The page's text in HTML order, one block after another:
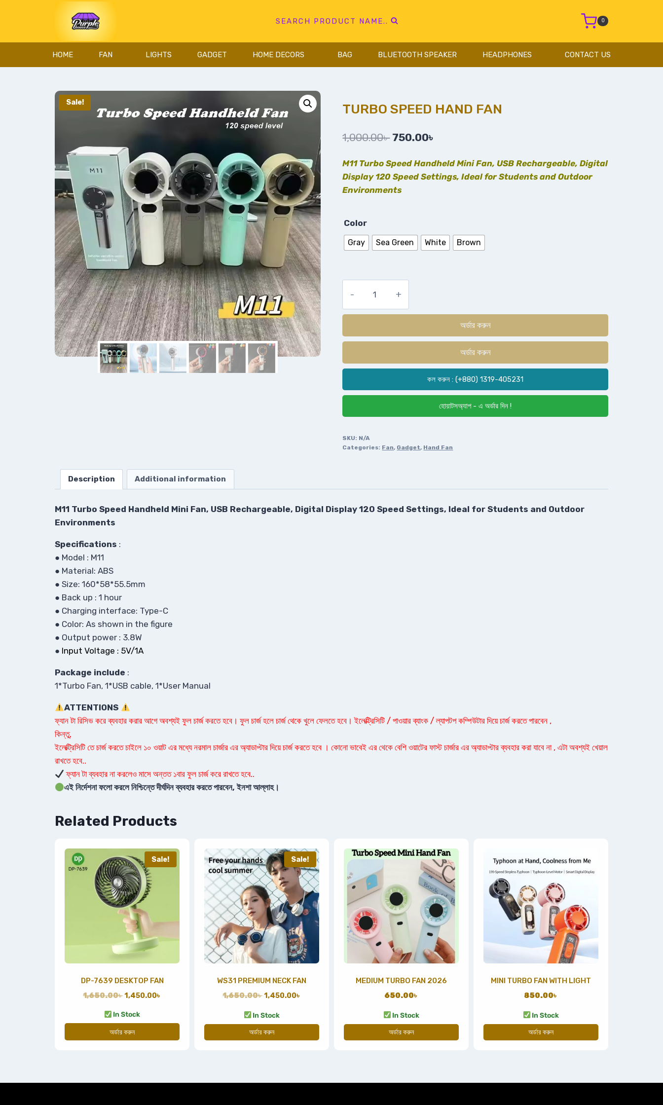
SEARCH PRODUCT NAME.. 0
HOME FAN LIGHTS GADGET HOME DECORS BAG BLUETOOTH SPEAKER HEADPHONES CONTACT US
Sale! TURBO SPEED HAND FAN
1,000.00৳ 750.00৳
M11 Turbo Speed Handheld Mini Fan, USB Rechargeable, Digital
Display 120 Speed ​​Settings, Ideal for Students and Outdoor
Environments
Color
Gray Sea Green White Brown
অর্ডার করুন
অর্ডার করুন
কল করুন : (+880) 1319-405231
হোয়াটসঅ্যাপ - এ অর্ডার দিন !
SKU: N/A
Categories: Fan, Gadget, Hand Fan
Description Additional information
M11 Turbo Speed Handheld Mini Fan, USB Rechargeable, Digital Display 120 Speed ​​Settings, Ideal for Students and Outdoor
Environments
Specifications :
● Model : M11
● Material: ABS
● Size: 160*58*55.5mm
● Back up : 1 hour
● Charging interface: Type-C
● Color: As shown in the figure
● Output power : 3.8W
● Input Voltage : 5V/1A
Package include :
1*Turbo Fan, 1*USB cable, 1*User Manual
ATTENTIONS
ফ্যান টা রিসিভ করে ব্যবহার করার আগে অবশ্যই ফুল চার্জ করতে হবে। ফুল চার্জ হলে চার্জ থেকে খুলে ফেলতে হবে। ইলেক্ট্রিসিটি / পাওয়ার ব্যাংক / ল্যাপটপ কম্পিউটার দিয়ে চার্জ করতে পারবেন ,
কিন্তু,
ইলেক্ট্রিসিটি তে চার্জ করতে চাইলে ১০ ওয়াট এর মধ্যে নরমাল চার্জার এর অ্যাডাপ্টার দিয়ে চার্জ করতে হবে । কোনো ভাবেই এর থেকে বেশি ওয়াটের ফাস্ট চার্জার এর অ্যাডাপ্টার ব্যবহার করা যাবে না , এটা অবশ্যই খেয়াল
রাখতে হবে..
ফ্যান টা ব্যবহার না করলেও মাসে অন্তত ১বার ফুল চার্জ করে রাখতে হবে..
এই নির্দেশনা ফলো করলে নিশ্চিন্তে দীর্ঘদিন ব্যবহার করতে পারবেন, ইনশা আল্লাহ।
Related Products
Sale!
DP-7639 DESKTOP FAN
1,650.00৳1,450.00৳
In Stock
অর্ডার করুন
Sale!
WS31 PREMIUM NECK FAN
1,650.00৳1,450.00৳
In Stock
অর্ডার করুন
MEDIUM TURBO FAN 2026
650.00৳
In Stock
অর্ডার করুন
MINI TURBO FAN WITH LIGHT
850.00৳
In Stock
অর্ডার করুন